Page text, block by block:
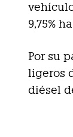
9,75%
Por su
ligeros
diésel